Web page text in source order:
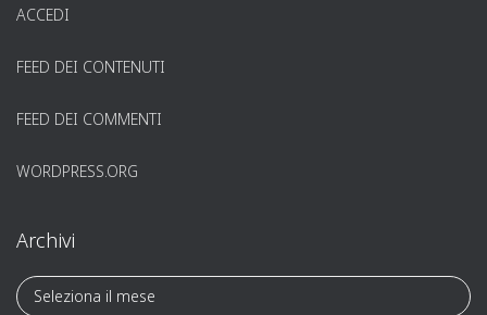
ACCEDI
FEED DEI CONTENUTI
FEED DEI COMMENTI
WORDPRESS.ORG
Archivi
A
r